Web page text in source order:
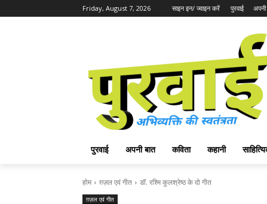
Friday, August 7, 2026 साइन इन/ ज्वाइन करें पुरवाई अपनी
पुरवाई अपनी बात कविता कहानी
होम ग़ज़ल एवं गीत डॉ. रश्मि कुलश्रेष्ठ के दो गीत
ग़ज़ल एवं गीत